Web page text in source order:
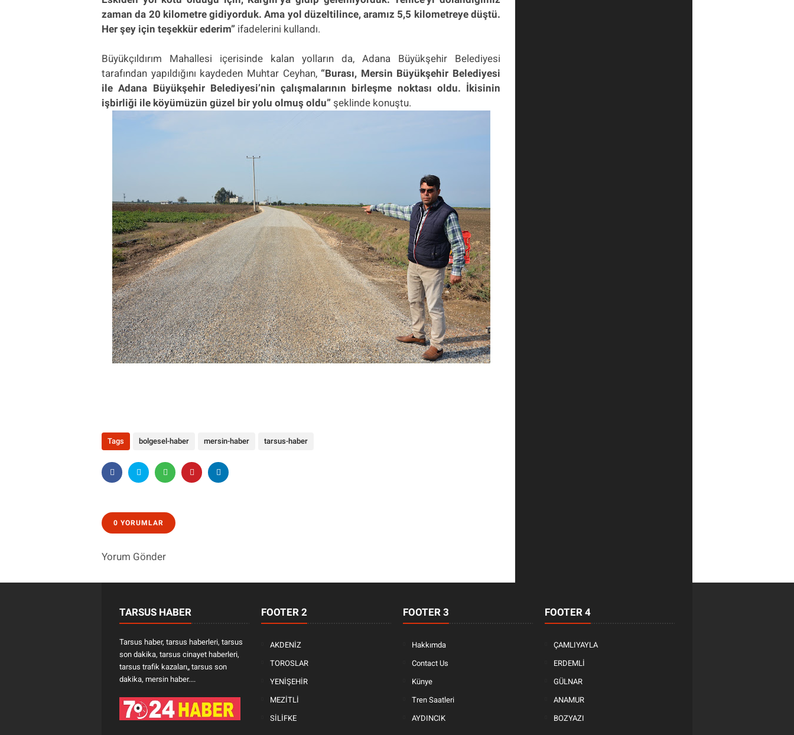
zaman da 20 kilometre gidiyorduk. Ama yol düzeltilince, aramız 5,5 kilometreye düştü.
Her şey için teşekkür ederim” ifadelerini kullandı.
Büyükçıldırım Mahallesi içerisinde kalan yolların da, Adana Büyükşehir Belediyesi
tarafından yapıldığını kaydeden Muhtar Ceyhan, “Burası, Mersin Büyükşehir Belediyesi
ile Adana Büyükşehir Belediyesi’nin çalışmalarının birleşme noktası oldu. İkisinin
işbirliği ile köyümüzün güzel bir yolu olmuş oldu” şeklinde konuştu.
Tags bolgesel-haber mersin-haber tarsus-haber
0 YORUMLAR
Yorum Gönder
TARSUS HABER
Tarsus haber, tarsus haberleri, tarsus
son dakika, tarsus cinayet haberleri,
tarsus trafik kazaları„ tarsus son
dakika, mersin haber....
FOOTER 2
AKDENİZ
TOROSLAR
YENİŞEHİR
MEZİTLİ
SİLİFKE
FOOTER 3
Hakkımda
Contact Us
Künye
Tren Saatleri
AYDINCIK
FOOTER 4
ÇAMLIYAYLA
ERDEMLİ
GÜLNAR
ANAMUR
BOZYAZI